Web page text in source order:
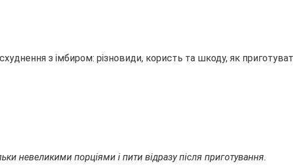
невеликими порціями і пити відразу після приготування.